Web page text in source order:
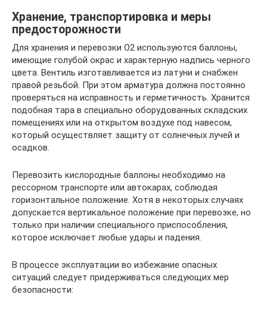
Хранение, транспортировка и меры
предосторожности
Для хранения и перевозки O2 используются баллоны,
имеющие голубой окрас и характерную надпись черного
цвета. Вентиль изготавливается из латуни и снабжен
правой резьбой. При этом арматура должна постоянно
проверяться на исправность и герметичность. Хранится
подобная тара в специально оборудованных складских
помещениях или на открытом воздухе под навесом,
который осуществляет защиту от солнечных лучей и
осадков.
Перевозить кислородные баллоны необходимо на
рессорном транспорте или автокарах, соблюдая
горизонтальное положение. Хотя в некоторых случаях
допускается вертикальное положение при перевозке, но
только при наличии специального приспособления,
которое исключает любые удары и падения.
В процессе эксплуатации во избежание опасных
ситуаций следует придерживаться следующих мер
безопасности: